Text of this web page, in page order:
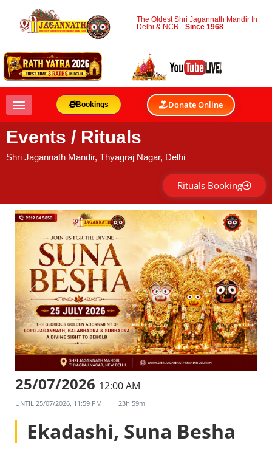
The Oldest Shri Jagannath Mandir In
Delhi & NCR -Since 1968
Bookings Donate Online
Events / Rituals
Shri Jagannath Mandir, Thyagraj Nagar, Delhi
Rituals Booking
25/07/2026 12:00 AM
UNTIL 25/07/2026, 11:59 PM 23h 59m
Ekadashi, Suna Besha